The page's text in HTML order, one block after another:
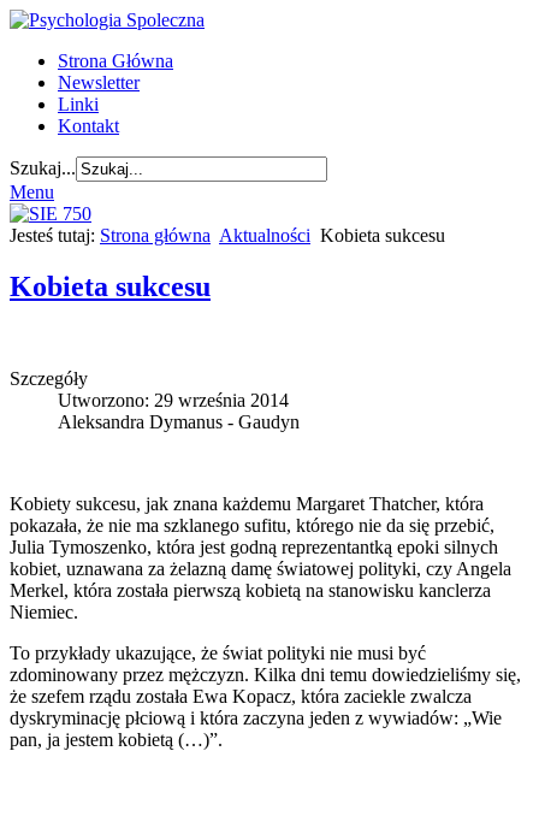
Strona Główna
Newsletter
Linki
Kontakt
Szukaj...
Menu
Jesteś tutaj: Strona główna Aktualności Kobieta sukcesu
Kobieta sukcesu
Szczegóły
Utworzono: 29 września 2014
Aleksandra Dymanus - Gaudyn
Kobiety sukcesu, jak znana każdemu Margaret Thatcher, która
pokazała, że nie ma szklanego sufitu, którego nie da się przebić,
Julia Tymoszenko, która jest godną reprezentantką epoki silnych
kobiet, uznawana za żelazną damę światowej polityki, czy Angela
Merkel, która została pierwszą kobietą na stanowisku kanclerza
Niemiec.
To przykłady ukazujące, że świat polityki nie musi być
zdominowany przez mężczyzn. Kilka dni temu dowiedzieliśmy się,
że szefem rządu została Ewa Kopacz, która zaciekle zwalcza
dyskryminację płciową i która zaczyna jeden z wywiadów: „Wie
pan, ja jestem kobietą (…)”.